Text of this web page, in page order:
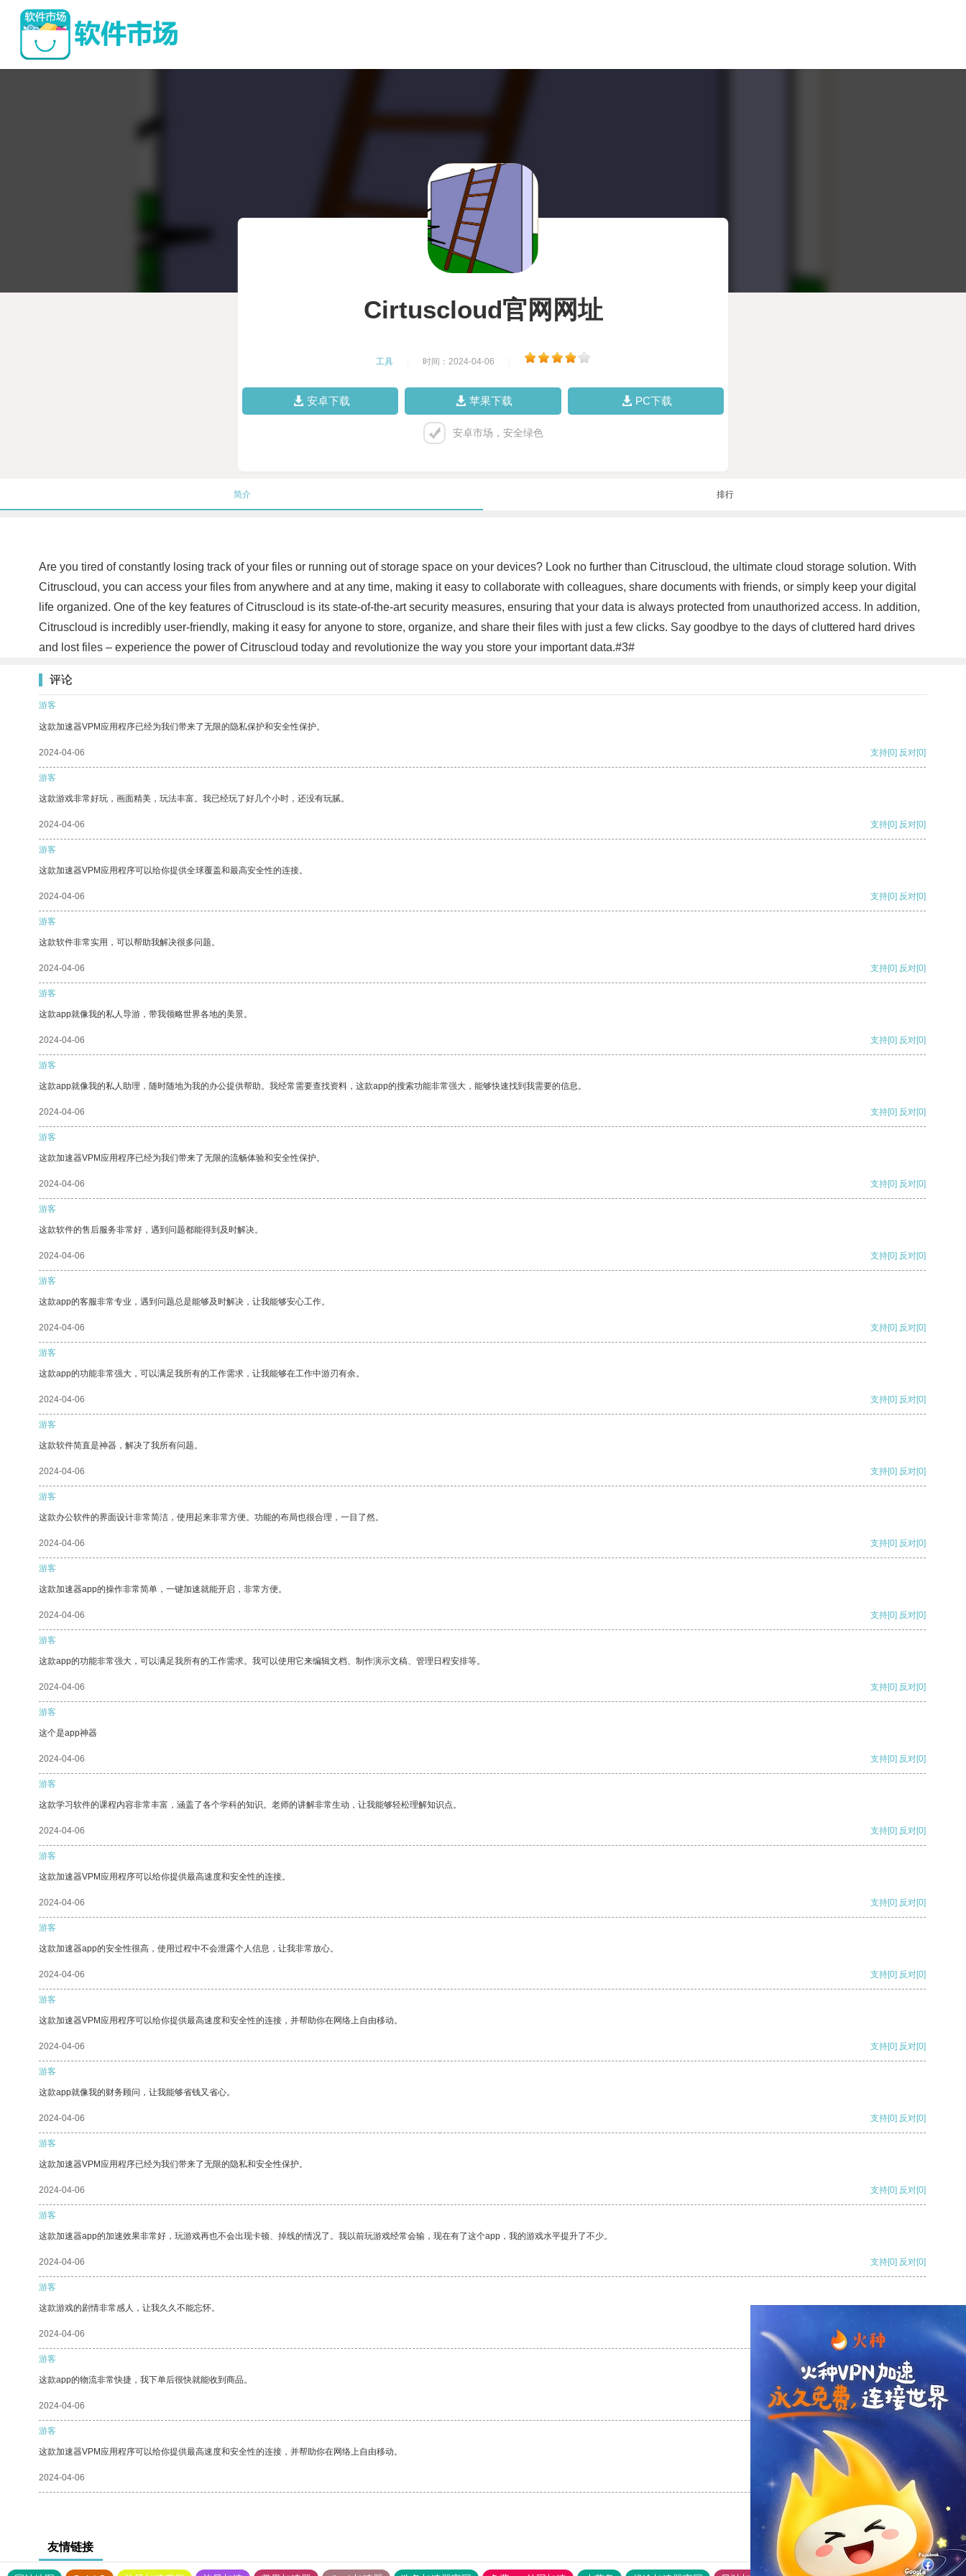
Cirtuscloud官网网址
工具 时间：2024-04-06
安卓下载 苹果下载 PC下载
安卓市场，安全绿色
简介 排行
Are you tired of constantly losing track of your files or running out of storage space on your devices? Look no further than Citruscloud, the ultimate cloud storage solution. With
Citruscloud, you can access your files from anywhere and at any time, making it easy to collaborate with colleagues, share documents with friends, or simply keep your digital
life organized. One of the key features of Citruscloud is its state-of-the-art security measures, ensuring that your data is always protected from unauthorized access. In addition,
Citruscloud is incredibly user-friendly, making it easy for anyone to store, organize, and share their files with just a few clicks. Say goodbye to the days of cluttered hard drives
and lost files – experience the power of Citruscloud today and revolutionize the way you store your important data.#3#
评论
游客
这款加速器VPM应用程序已经为我们带来了无限的隐私保护和安全性保护。
2024-04-06 支持[0] 反对[0]
游客
这款游戏非常好玩，画面精美，玩法丰富。我已经玩了好几个小时，还没有玩腻。
2024-04-06 支持[0] 反对[0]
游客
这款加速器VPM应用程序可以给你提供全球覆盖和最高安全性的连接。
2024-04-06 支持[0] 反对[0]
游客
这款软件非常实用，可以帮助我解决很多问题。
2024-04-06 支持[0] 反对[0]
游客
这款app就像我的私人导游，带我领略世界各地的美景。
2024-04-06 支持[0] 反对[0]
游客
这款app就像我的私人助理，随时随地为我的办公提供帮助。我经常需要查找资料，这款app的搜索功能非常强大，能够快速找到我需要的信息。
2024-04-06 支持[0] 反对[0]
游客
这款加速器VPM应用程序已经为我们带来了无限的流畅体验和安全性保护。
2024-04-06 支持[0] 反对[0]
游客
这款软件的售后服务非常好，遇到问题都能得到及时解决。
2024-04-06 支持[0] 反对[0]
游客
这款app的客服非常专业，遇到问题总是能够及时解决，让我能够安心工作。
2024-04-06 支持[0] 反对[0]
游客
这款app的功能非常强大，可以满足我所有的工作需求，让我能够在工作中游刃有余。
2024-04-06 支持[0] 反对[0]
游客
这款软件简直是神器，解决了我所有问题。
2024-04-06 支持[0] 反对[0]
游客
这款办公软件的界面设计非常简洁，使用起来非常方便。功能的布局也很合理，一目了然。
2024-04-06 支持[0] 反对[0]
游客
这款加速器app的操作非常简单，一键加速就能开启，非常方便。
2024-04-06 支持[0] 反对[0]
游客
这款app的功能非常强大，可以满足我所有的工作需求。我可以使用它来编辑文档、制作演示文稿、管理日程安排等。
2024-04-06 支持[0] 反对[0]
游客
这个是app神器
2024-04-06 支持[0] 反对[0]
游客
这款学习软件的课程内容非常丰富，涵盖了各个学科的知识。老师的讲解非常生动，让我能够轻松理解知识点。
2024-04-06 支持[0] 反对[0]
游客
这款加速器VPM应用程序可以给你提供最高速度和安全性的连接。
2024-04-06 支持[0] 反对[0]
游客
这款加速器app的安全性很高，使用过程中不会泄露个人信息，让我非常放心。
2024-04-06 支持[0] 反对[0]
游客
这款加速器VPM应用程序可以给你提供最高速度和安全性的连接，并帮助你在网络上自由移动。
2024-04-06 支持[0] 反对[0]
游客
这款app就像我的财务顾问，让我能够省钱又省心。
2024-04-06 支持[0] 反对[0]
游客
这款加速器VPM应用程序已经为我们带来了无限的隐私和安全性保护。
2024-04-06 支持[0] 反对[0]
游客
这款加速器app的加速效果非常好，玩游戏再也不会出现卡顿、掉线的情况了。我以前玩游戏经常会输，现在有了这个app，我的游戏水平提升了不少。
2024-04-06 支持[0] 反对[0]
游客
这款游戏的剧情非常感人，让我久久不能忘怀。
2024-04-06 支持
游客
这款app的物流非常快捷，我下单后很快就能收到商品。
2024-04-06 支持[0] 反对[0]
游客
这款加速器VPM应用程序可以给你提供最高速度和安全性的连接，并帮助你在网络上自由移动。
2024-04-06 支持[0] 反对[0]
友情链接